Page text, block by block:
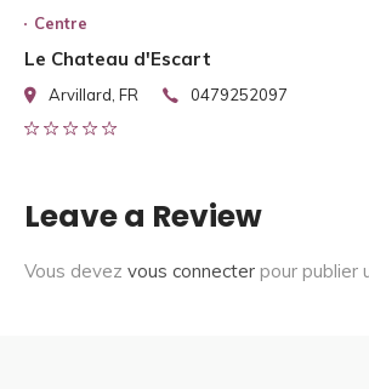
Centre
Le Chateau d'Escart
Arvillard, FR 0479252097
Leave a Review
Vous devez vous connecter pour publier